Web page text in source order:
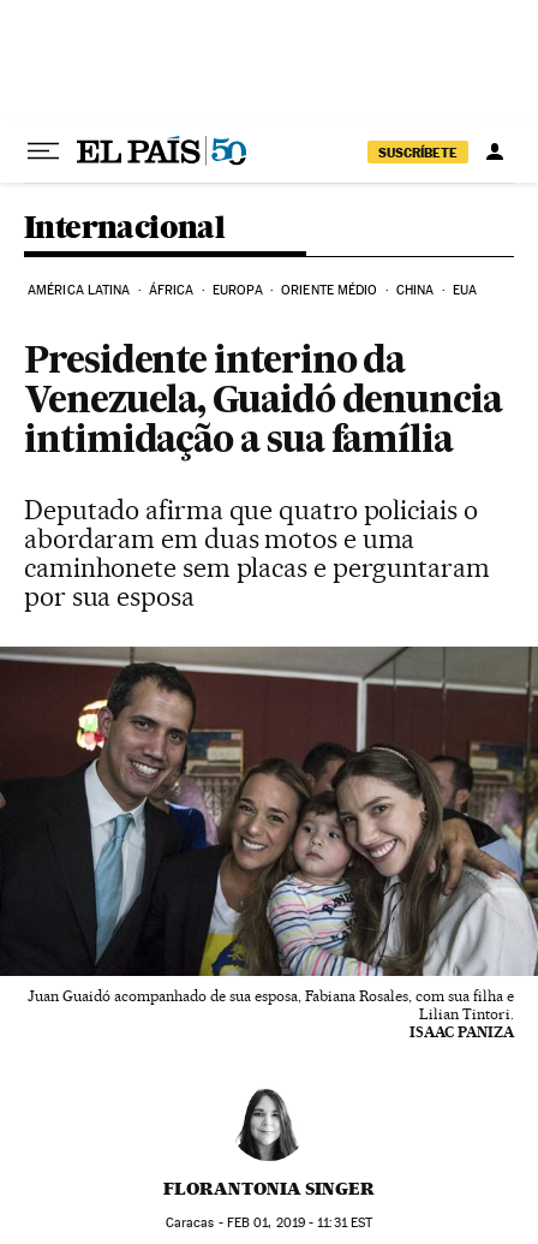
SUSCRÍBETE
Internacional
AMÉRICA LATINA ÁFRICA EUROPA ORIENTE MÉDIO CHINA EUA
Presidente interino da
Venezuela, Guaidó denuncia
intimidação a sua família
Deputado afirma que quatro policiais o
abordaram em duas motos e uma
caminhonete sem placas e perguntaram
por sua esposa
Juan Guaidó acompanhado de sua esposa, Fabiana Rosales, com sua filha e
Lilian Tintori.
ISAAC PANIZA
FLORANTONIA SINGER
Caracas - FEB 01, 2019 - 11:31EST